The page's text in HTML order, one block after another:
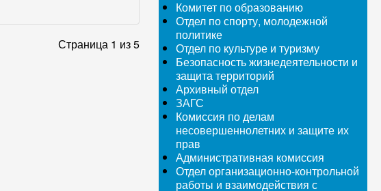
Страница 1 из 5
Комитет по образованию
Отдел по спорту, молодежной
политике
Отдел по культуре и туризму
Безопасность жизнедеятельности и
защита территорий
Архивный отдел
ЗАГС
Комиссия по делам
несовершеннолетних и защите их
прав
Административная комиссия
Отдел организационно-контрольной
работы и взаимодействия с